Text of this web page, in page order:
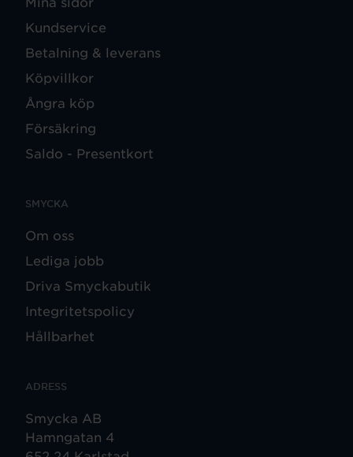
Kundservice
Betalning & leverans
Köpvillkor
Ångra köp
Försäkring
Saldo - Presentkort
SMYCKA
Om oss
Lediga jobb
Driva Smyckabutik
Integritetspolicy
Hållbarhet
ADRESS
Smycka AB
Hamngatan 4